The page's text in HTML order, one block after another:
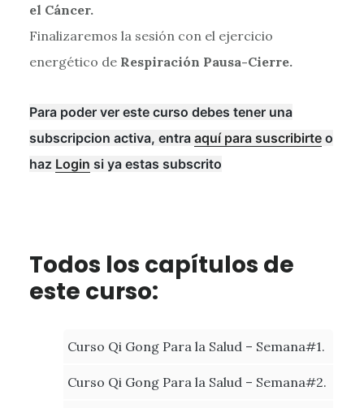
el Cáncer.
Finalizaremos la sesión con el ejercicio
energético de Respiración Pausa-Cierre.
Para poder ver este curso debes tener una
subscripcion activa, entra aquí para suscribirteo
haz Login si ya estas subscrito
Todos los capítulos de
este curso:
Curso Qi Gong Para la Salud – Semana#1.
Curso Qi Gong Para la Salud – Semana#2.